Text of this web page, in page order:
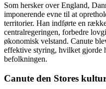
Som hersker over England,
imponerende evne til at
territorier. Han indførte en
centralregeringen, forbedre
økonomisk velstand. Canute
effektive styring, hvilket gjorde
befolkningen.
Canute den Stores